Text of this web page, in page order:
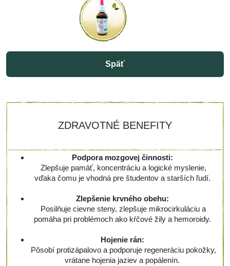
Späť
ZDRAVOTNÉ BENEFITY
Podpora mozgovej činnosti:
Zlepšuje pamäť, koncentráciu a logické myslenie,
vďaka čomu je vhodná pre študentov a starších ľudí.
Zlepšenie krvného obehu:
Posilňuje cievne steny, zlepšuje mikrocirkuláciu a
pomáha pri problémoch ako kŕčové žily a hemoroidy.
Hojenie rán:
Pôsobí protizápalovo a podporuje regeneráciu pokožky,
vrátane hojenia jaziev a popálenín.